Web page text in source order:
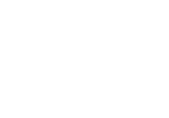
de sus instalaciones y a su
en el escenario
por su originalidad y
el espíritu vibrante y